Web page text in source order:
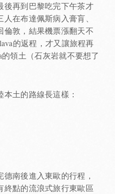
後再到巴黎吃完下午茶才
在布達佩斯病入膏肓、
倫敦，結果機票漲翻天不
的返程，才又讓旅程再
領土（石灰岩就不要想了
土的路線長這樣：
南後進入東歐的行程，
終點的流浪式旅行東歐區